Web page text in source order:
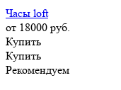
Часы loft
от 18000 руб.
Купить
Купить
Рекомендуем